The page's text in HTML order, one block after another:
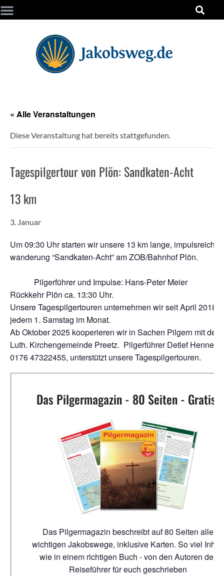
« Alle Veranstaltungen
Diese Veranstaltung hat bereits stattgefunden.
Tagespilgertour von Plön: Sandkaten-Acht
13 km
3. Januar
Um 09:30 Uhr star­ten wir unse­re 13 km lan­ge,
wan­de­rung “Sand­ka­ten-Acht” am ZOB/Bahnhof
Pil­ger­füh­rer und Impul­se: Hans-Peter Meier
Rück­kehr Plön ca. 13:30 Uhr.
Unse­re Tages­pil­ger­tou­ren unter­neh­men wir seit April 2018
jedem 1. Sams­tag im Monat.
Ab Okto­ber 2025 koope­rie­ren wir in Sachen Pil­gern mit der
Luth. Kir­chen­ge­mein­de Preetz. Pil­ger­füh­rer Det­lef
0176 47322455, unter­stützt unse­re Tagespilgertouren.
Das Pilgermagazin - 80 Seiten - Gratis!
Das Pilgermagazin beschreibt auf 80 Seiten alle
wichtigen Jakobswege, inklusive Karten. So viel Inhalt
wie in einem richtigen Buch - von den Autoren der
Reiseführer für euch geschrieben